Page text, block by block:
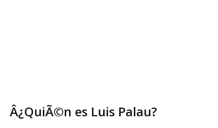
Â¿QuiÃ©n es Luis Palau?